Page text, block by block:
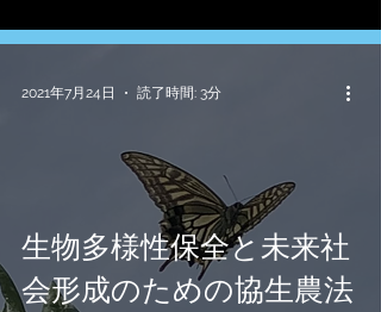
生物多様性保全と未来社
会形成のための協生農法
2021年7月24日 読了時間: 3分